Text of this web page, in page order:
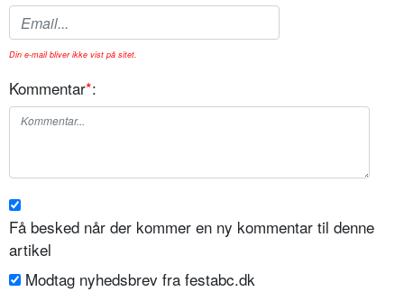
Din e-mail bliver ikke vist på sitet.
Kommentar*:
Få besked når der kommer en ny kommentar til denne
artikel
Modtag nyhedsbrev fra festabc.dk